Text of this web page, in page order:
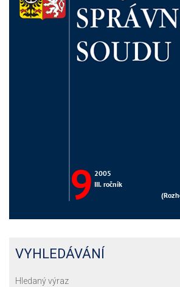
VYHLEDÁVÁNÍ
Hledaný výraz